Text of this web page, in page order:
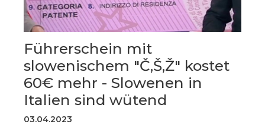
Führerschein mit
slowenischem "Č,Š,Ž" kostet
60€ mehr - Slowenen in
Italien sind wütend
03.04.2023